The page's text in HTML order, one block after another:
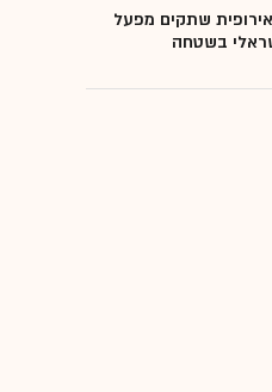
שתקים מפעל
בשטחה